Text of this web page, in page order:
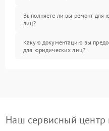
Выполняете ли вы ремонт для
лиц?
Какую документацию вы
для юридических лиц?
Наш сервисный